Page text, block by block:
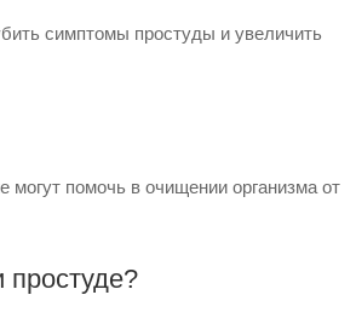
симптомы простуды и увеличить
помочь в очищении организма от